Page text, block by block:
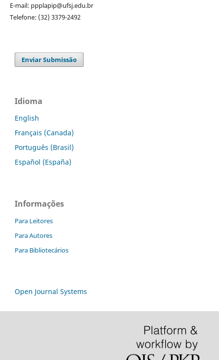
E-mail: ppplapip@ufsj.edu.br
Telefone: (32) 3379-2492
Enviar Submissão
Idioma
English
Français (Canada)
Português (Brasil)
Español (España)
Informações
Para Leitores
Para Autores
Para Bibliotecários
Open Journal Systems